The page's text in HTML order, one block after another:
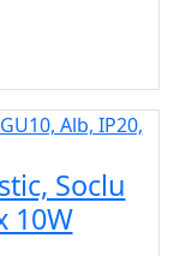
Soclu
10W